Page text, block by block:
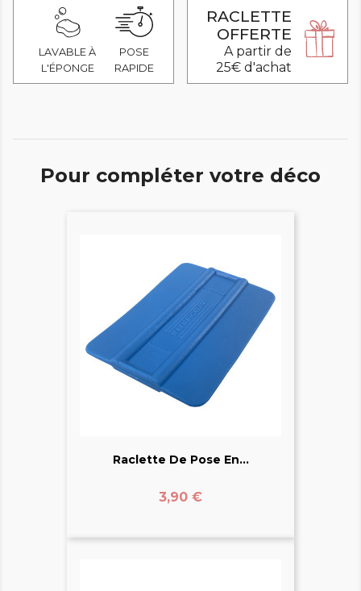
LAVABLE À
L'ÉPONGE
POSE
RAPIDE
RACLETTE
OFFERTE
A partir de
25€ d'achat
Pour compléter votre déco
Raclette De Pose En...
Prix
3,90 €